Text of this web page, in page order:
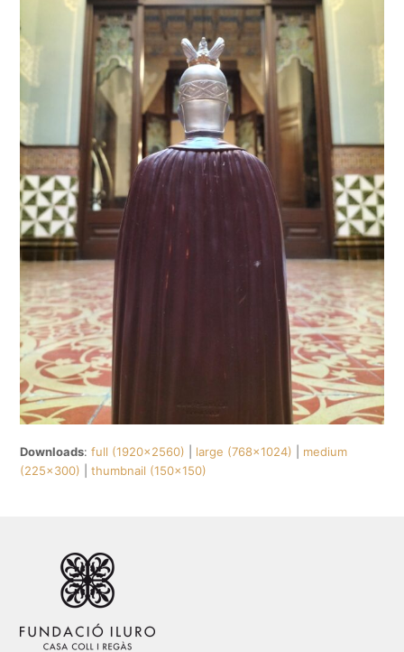
Downloads:full (1920x2560) large (768x1024)
medium
(225x300) |thumbnail (150x150)